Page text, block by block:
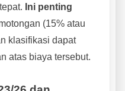
Ini penting
(15% atau
klasifikasi dapat
atas biaya tersebut.